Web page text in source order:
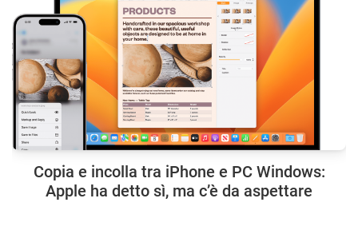
Copia e incolla tra iPhone e PC Windows:
Apple ha detto sì, ma c’è da aspettare